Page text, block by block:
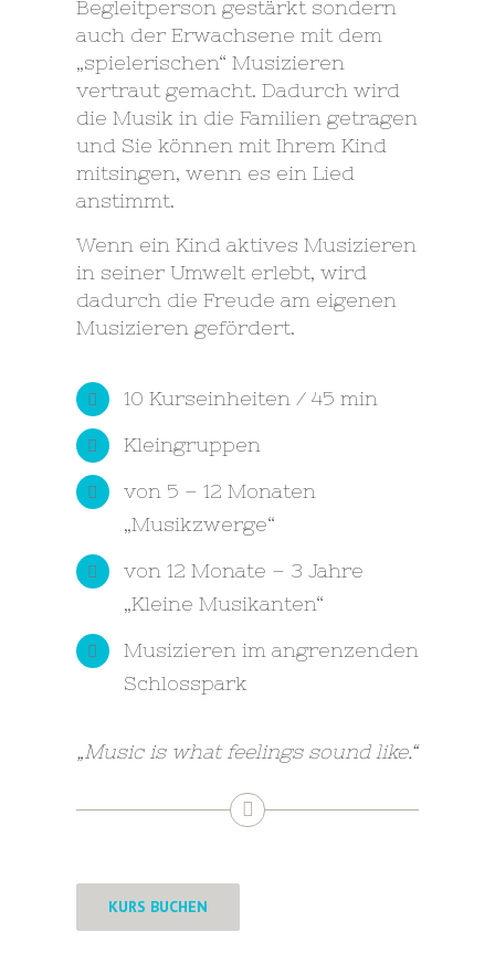
Begleitperson gestärkt sondern
auch der Erwachsene mit dem
„spielerischen“ Musizieren
vertraut gemacht. Dadurch wird
die Musik in die Familien getragen
und Sie können mit Ihrem Kind
mitsingen, wenn es ein Lied
anstimmt.
Wenn ein Kind aktives Musizieren
in seiner Umwelt erlebt, wird
dadurch die Freude am eigenen
Musizieren gefördert.
10 Kurseinheiten / 45 min
Kleingruppen
von 5 – 12 Monaten
„Musikzwerge“
von 12 Monate – 3 Jahre
„Kleine Musikanten“
Musizieren im angrenzenden
Schlosspark
„Music is what feelings sound like.“
KURS BUCHEN